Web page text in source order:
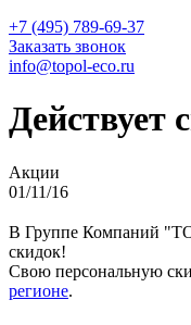
+7 (495) 789-69-37
Заказать звонок
info@topol-eco.ru
Действует
Акции
01/11/16
В Группе Компаний
скидок!
Свою персональную
регионе.